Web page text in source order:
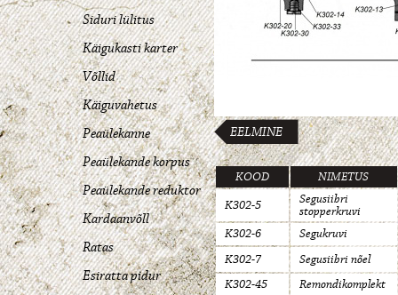
Siduri lülitus
Käigukasti karter
Võllid
Käiguvahetus
Peaülekanne
Peaülekande korpus
Peaülekande reduktor
Kardaanvõll
Ratas
Esiratta pidur
EELMINE
KOOD
NIMETUS
K302-5
Segusiibri
stopperkruvi
K302-6
Segukruvi
K302-7
Segusiibri nõel
K302-45
Remondikomplekt